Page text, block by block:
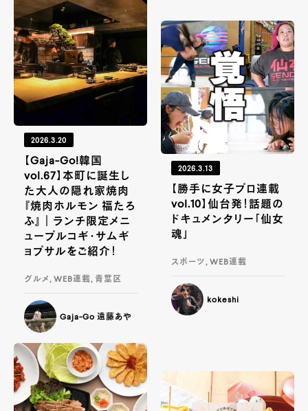
2026.3.20
【Gaja-Go!韓国
vol.67】本町に誕生し
た大人の隠れ家焼肉
『焼肉ホルモン 福たろ
ふ』｜ランチ限定メニ
ュープルコギ・サムギ
ョプサルをご紹介！
グルメ, WEB連載, 青葉区
Gaja-Go 遠藤あや
2026.3.13
【勝手に女子プロ連載
vol.10】仙台発！話題の
ドキュメンタリー「仙女
魂」
スポーツ, WEB連載
kokeshi